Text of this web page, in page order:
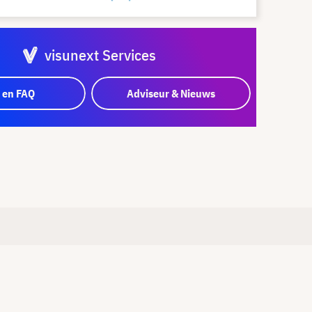
visunext Services
FAQ Adviseur & Nieuws